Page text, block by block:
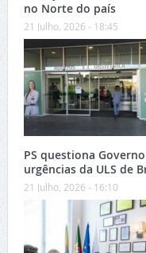
no Norte do país
21 Julho, 2026 - 18:45
PS questiona
urgências da ULS de
21 Julho, 2026 - 16:10